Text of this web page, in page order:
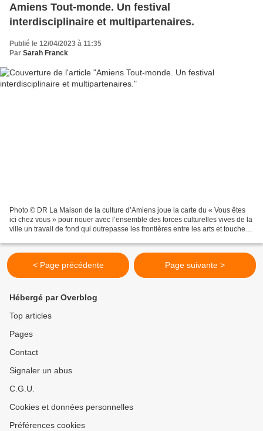
Amiens Tout-monde. Un festival
interdisciplinaire et multipartenaires.
Publié le 12/04/2023 à 11:35
Par Sarah Franck
Photo © DR La Maison de la culture d’Amiens joue la carte du « Vous êtes
ici chez vous » pour nouer avec l’ensemble des forces culturelles vives de la
ville un travail de fond qui outrepasse les frontières entre les arts et touche
< Page précédente Page suivante >
Hébergé par Overblog
Top articles
Pages
Contact
Signaler un abus
C.G.U.
Cookies et données personnelles
Préférences cookies